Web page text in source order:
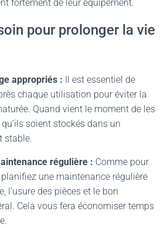
fortement de leur équipement.
pour prolonger la vie
appropriés : Il est essentiel de
chaque utilisation pour éviter la
Quand vient le moment de les
soient stockés dans un
stable.
régulière : Comme pour
une maintenance régulière
l’usure des pièces et le bon
Cela vous fera économiser temps